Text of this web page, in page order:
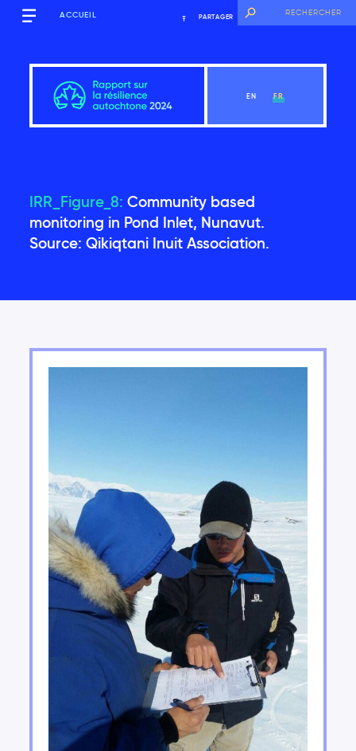
ACCUEIL PARTAGER
EN FR
IRR_Figure_8: Community based
monitoring in Pond Inlet, Nunavut.
Source: Qikiqtani Inuit Association.
Mots d’ouverture
Voir la section
Mots d’ouverture